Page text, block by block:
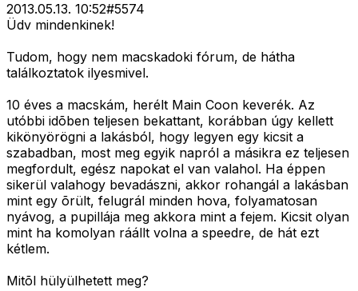
2013.05.13. 10:52#5574
Üdv mindenkinek!
Tudom, hogy nem macskadoki fórum, de hátha
találkoztatok ilyesmivel.
10 éves a macskám, herélt Main Coon keverék. Az
utóbbi idõben teljesen bekattant, korábban úgy kellett
kikönyörögni a lakásból, hogy legyen egy kicsit a
szabadban, most meg egyik napról a másikra ez teljesen
megfordult, egész napokat el van valahol. Ha éppen
sikerül valahogy bevadászni, akkor rohangál a lakásban
mint egy õrült, felugrál minden hova, folyamatosan
nyávog, a pupillája meg akkora mint a fejem. Kicsit olyan
mint ha komolyan ráállt volna a speedre, de hát ezt
kétlem.
Mitõl hülyülhetett meg?